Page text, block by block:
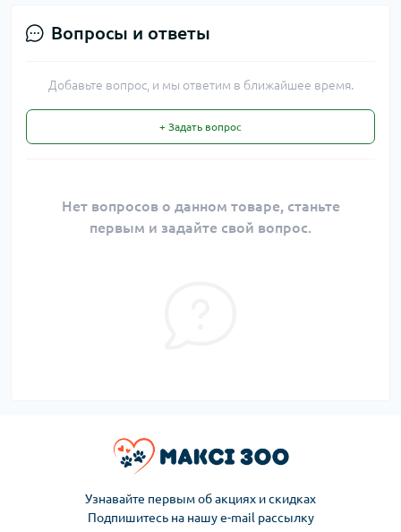
Вопросы и ответы
Добавьте вопрос, и мы ответим в ближайшее время.
+ Задать вопрос
Нет вопросов о данном товаре, станьте
первым и задайте свой вопрос.
Узнавайте первым об акциях и скидках
Подпишитесь на нашу e-mail рассылку